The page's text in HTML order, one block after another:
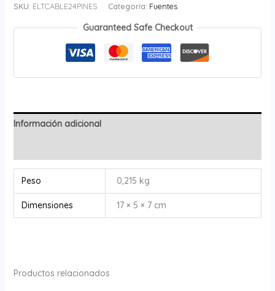
SKU: ELTCABLE24PINES Categoría: Fuentes
Guaranteed Safe Checkout
Información adicional
Peso 0,215 kg
Dimensiones 17 × 5 × 7 cm
Productos relacionados